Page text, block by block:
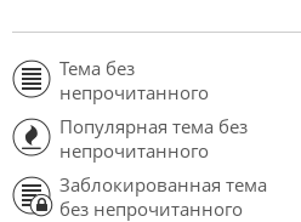
Тема без
непрочитанного
Популярная тема без
непрочитанного
Заблокированная тема
без непрочитанного